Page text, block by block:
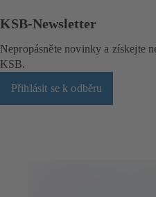
KSB-Newsletter
Nepropásněte novinky a získejte
KSB.
Přihlásit se k odběru
o